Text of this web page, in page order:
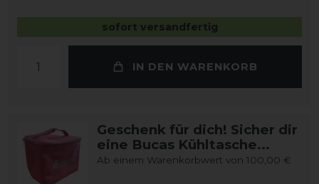
sofort versandfertig
IN DEN WARENKORB
Geschenk für dich! Sicher dir
eine Bucas Kühltasche...
Ab einem Warenkorbwert von 100,00 €